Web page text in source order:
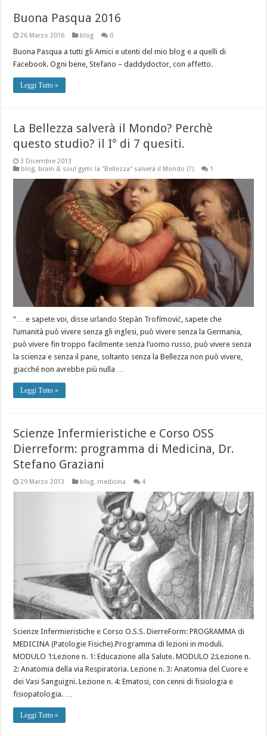
Buona Pasqua 2016
26 Marzo 2016 blog 0
Buona Pasqua a tutti gli Amici e utenti del mio blog e a quelli di
Facebook. Ogni bene, Stefano – daddydoctor, con affetto.
Leggi Tutto »
La Bellezza salverà il Mondo? Perchè
questo studio? il I° di 7 quesiti.
3 Dicembre 2013
blog, brain & soul gym: la "Bellezza" salverà il Mondo (?) 1
“… e sapete voi, disse urlando Stepàn Trofímovič, sapete che
l’umanità può vivere senza gli inglesi, può vivere senza la Germania,
può vivere fin troppo facilmente senza l’uomo russo, può vivere senza
la scienza e senza il pane, soltanto senza la Bellezza non può vivere,
giacché non avrebbe più nulla …
Leggi Tutto »
Scienze Infermieristiche e Corso OSS
Dierreform: programma di Medicina, Dr.
Stefano Graziani
29 Marzo 2013 blog, medicina 4
Scienze Infermieristiche e Corso O.S.S. DierreForm: PROGRAMMA di
MEDICINA (Patologie Fisiche).Programma di lezioni in moduli.
MODULO 1:Lezione n. 1: Educazione alla Salute. MODULO 2:Lezione n.
2: Anatomia della via Respiratoria. Lezione n. 3: Anatomia del Cuore e
dei Vasi Sanguigni. Lezione n. 4: Ematosi, con cenni di fisiologia e
fisiopatologia. …
Leggi Tutto »